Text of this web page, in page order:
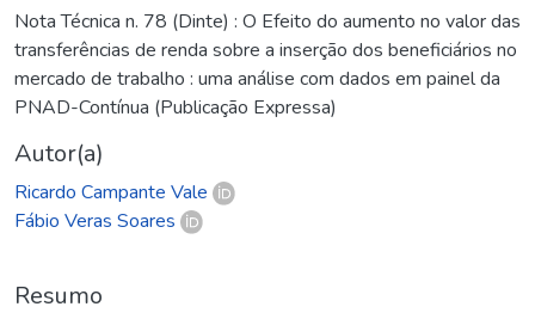
Nota Técnica n. 78 (Dinte) : O Efeito do aumento no valor das
transferências de renda sobre a inserção dos beneficiários no
mercado de trabalho : uma análise com dados em painel da
PNAD-Contínua (Publicação Expressa)
Autor(a)
Ricardo Campante Vale
Fábio Veras Soares
Resumo